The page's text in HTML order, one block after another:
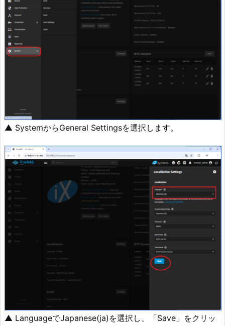
▲ SystemからGeneral Settingsを選択します。
▲ LanguageでJapanese(ja)を選択し、「Save」をクリッ